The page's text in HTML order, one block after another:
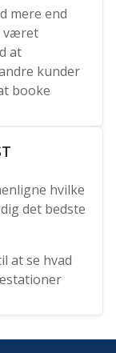
mere end
været
at
kunder
booke
hvilke
det bedste
at se hvad